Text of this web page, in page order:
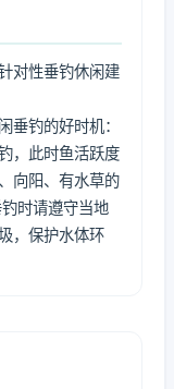
对性垂钓休闲建
垂钓的好时机：
，此时鱼活跃度
向阳、有水草的
时请遵守当地
，保护水体环